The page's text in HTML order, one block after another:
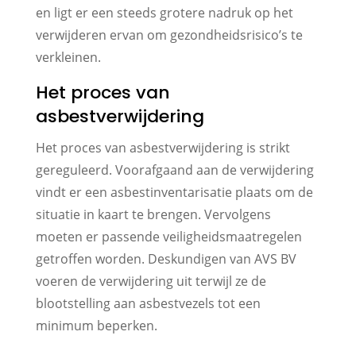
en ligt er een steeds grotere nadruk op het
verwijderen ervan om gezondheidsrisico’s te
verkleinen.
Het proces van
asbestverwijdering
Het proces van asbestverwijdering is strikt
gereguleerd. Voorafgaand aan de verwijdering
vindt er een asbestinventarisatie plaats om de
situatie in kaart te brengen. Vervolgens
moeten er passende veiligheidsmaatregelen
getroffen worden. Deskundigen van AVS BV
voeren de verwijdering uit terwijl ze de
blootstelling aan asbestvezels tot een
minimum beperken.